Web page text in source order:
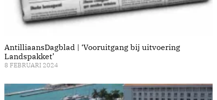
AntilliaansDagblad | ‘Vooruitgang bij uitvoering
Landspakket’
8 FEBRUARI 2024